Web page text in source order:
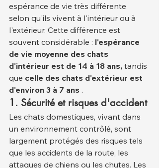
espérance de vie très différente
selon qu'ils vivent à l'intérieur ou à
l'extérieur. Cette différence est
souvent considérable : l'espérance
de vie moyenne des chats
d'intérieur est de 14 à 18 ans, tandis
que celle des chats d'extérieur est
d'environ 3 à 7 ans .
1. Sécurité et risques d'accident
Les chats domestiques, vivant dans
un environnement contrôlé, sont
largement protégés des risques tels
que les accidents de la route, les
attaques de chiens ou les chutes. Les